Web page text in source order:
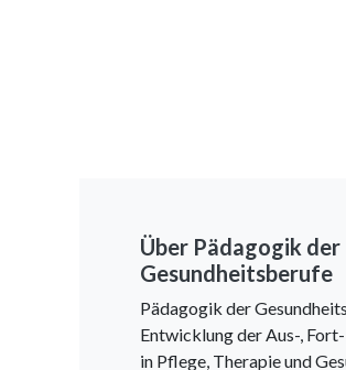
Über Pädagogik der
Gesundheitsberufe
Pädagogik der
Entwicklung der Aus-,
in Pflege, Therapie und